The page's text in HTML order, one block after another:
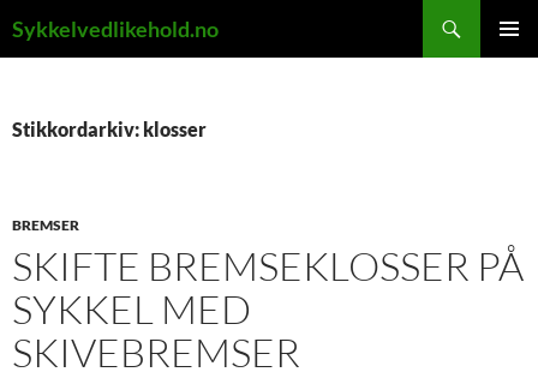
tilSykkelvedlikehold.no
Stikkordarkiv: klosser
BREMSER
SKIFTE BREMSEKLOSSER PÅ
SYKKEL MED
SKIVEBREMSER